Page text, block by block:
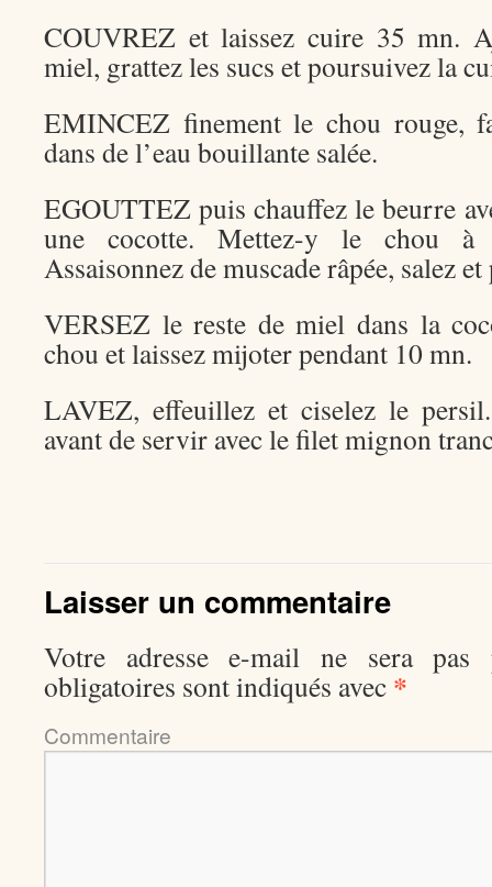
COUVREZ et laissez cuire 35 mn.
miel, grattez les sucs et poursuivez la
EMINCEZ finement le chou rouge,
dans de l’eau bouillante salée.
EGOUTTEZ puis chauffez le beurre
une cocotte. Mettez-y le chou à
Assaisonnez de muscade râpée, salez
VERSEZ le reste de miel dans la
chou et laissez mijoter pendant 10 mn.
LAVEZ, effeuillez et ciselez le
avant de servir avec le filet mignon
Laisser un commentaire
Votre adresse e-mail ne sera pas
obligatoires sont indiqués avec *